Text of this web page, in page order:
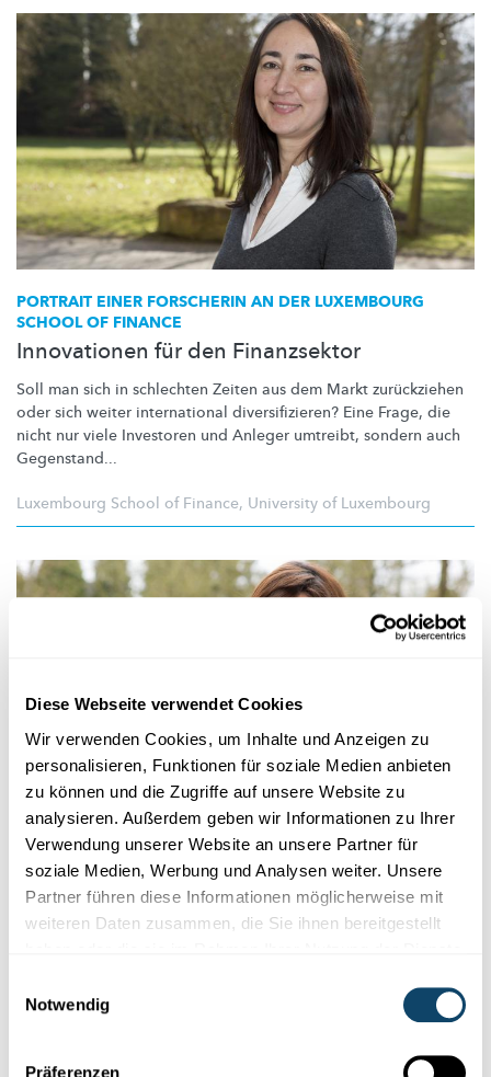
Diese Webseite verwendet Cookies
Wir verwenden Cookies, um Inhalte und Anzeigen zu
personalisieren, Funktionen für soziale Medien anbieten
zu können und die Zugriffe auf unsere Website zu
analysieren. Außerdem geben wir Informationen zu Ihrer
Verwendung unserer Website an unsere Partner für
soziale Medien, Werbung und Analysen weiter. Unsere
Partner führen diese Informationen möglicherweise mit
weiteren Daten zusammen, die Sie ihnen bereitgestellt
Notwendig
Präferenzen
PORTRAIT EINER FORSCHERIN AN DER LUXEMBOURG
SCHOOL OF FINANCE
Innovationen für den Finanzsektor
Soll man sich in schlechten Zeiten aus dem Markt zurückziehen
oder sich weiter international diversifizieren? Eine Frage, die
nicht nur viele Investoren und Anleger umtreibt, sondern auch
Gegenstand...
Luxembourg School of Finance, University of Luxembourg
DERPRESSEFREIHEIT
Welche Auswirkungen auf Börsenmärkte?
In einer Studie zeigen Forscher der Uni Luxemburg, wie sich
Luxembourg School of Finance University of Luxembourg